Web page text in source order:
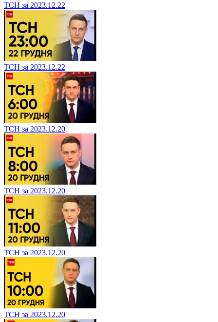
ТСН за 2023.12.22
ТСН за 2023.12.22
ТСН за 2023.12.20
ТСН за 2023.12.20
ТСН за 2023.12.20
ТСН за 2023.12.20